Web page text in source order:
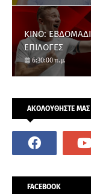
ΚΙΝΟ: ΕΒΔΟΜΑΔΙΑΙΕΣ ΠΡΟΤΑΣΕΙΣ
ΕΠΙΛΟΓΕΣ
6:30:00 π.μ.
ΑΚΟΛΟΥΘΗΣΤΕ ΜΑΣ
FACEBOOK